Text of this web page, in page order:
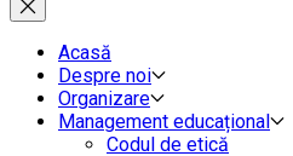
Acasă
Despre noi
Organizare
Management educațional
Codul de etică